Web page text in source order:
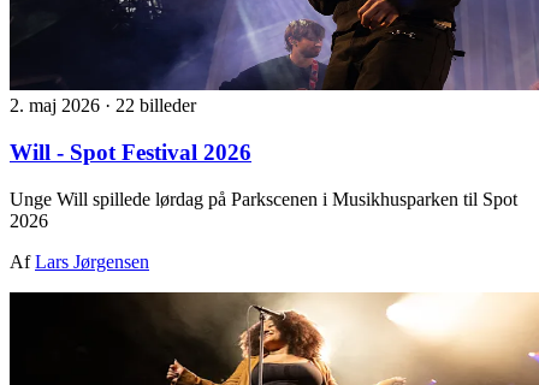
2. maj 2026 · 22 billeder
Will - Spot Festival 2026
Unge Will spillede lørdag på Parkscenen i Musikhusparken til Spot
2026
AfLars Jørgensen